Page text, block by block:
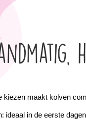
kiezen maakt kolven
ideaal in de eerste